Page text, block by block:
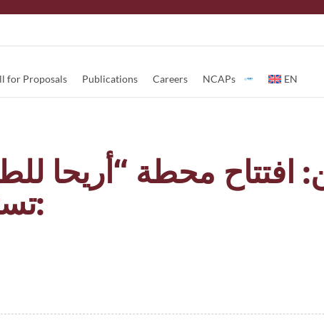
for Proposals Publications Careers NCAPs EN
افتتاح محطة “أريحا
تستخدم الطاقة الكهروضوئية: